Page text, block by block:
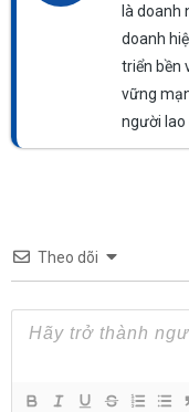
là doanh
doanh
triển bền
vững
người lao
Theo dõi